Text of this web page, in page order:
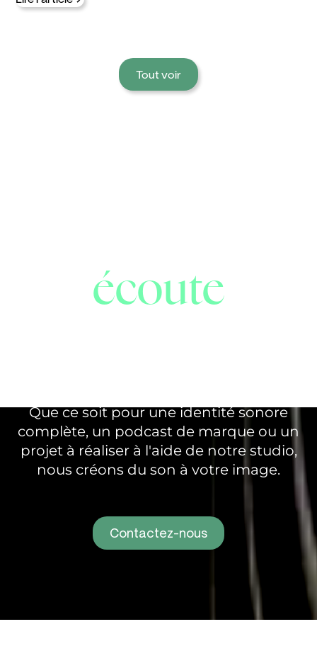
Tout voir
écoute
Que ce soit pour une identité sonore
complète, un podcast de marque ou un
projet à réaliser à l'aide de notre studio,
nous créons du son à votre image.
Contactez-nous